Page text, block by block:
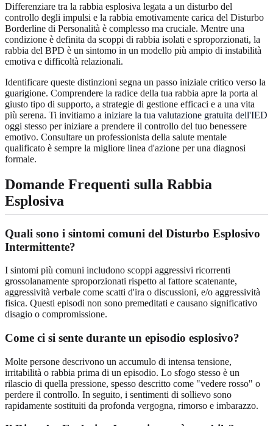
Differenziare tra la rabbia esplosiva legata a un disturbo del
controllo degli impulsi e la rabbia emotivamente carica del Disturbo
Borderline di Personalità è complesso ma cruciale. Mentre una
condizione è definita da scoppi di rabbia isolati e sproporzionati, la
rabbia del BPD è un sintomo in un modello più ampio di instabilità
emotiva e difficoltà relazionali.
Identificare queste distinzioni segna un passo iniziale critico verso la
guarigione. Comprendere la radice della tua rabbia apre la porta al
giusto tipo di supporto, a strategie di gestione efficaci e a una vita
più serena. Ti invitiamo a iniziare la tua valutazione gratuita dell'IED
oggi stesso per iniziare a prendere il controllo del tuo benessere
emotivo. Consultare un professionista della salute mentale
qualificato è sempre la migliore linea d'azione per una diagnosi
formale.
Domande Frequenti sulla Rabbia
Esplosiva
Quali sono i sintomi comuni del Disturbo Esplosivo
Intermittente?
I sintomi più comuni includono scoppi aggressivi ricorrenti
grossolanamente sproporzionati rispetto al fattore scatenante,
aggressività verbale come scatti d'ira o discussioni, e/o aggressività
fisica. Questi episodi non sono premeditati e causano significativo
disagio o compromissione.
Come ci si sente durante un episodio esplosivo?
Molte persone descrivono un accumulo di intensa tensione,
irritabilità o rabbia prima di un episodio. Lo sfogo stesso è un
rilascio di quella pressione, spesso descritto come "vedere rosso" o
perdere il controllo. In seguito, i sentimenti di sollievo sono
rapidamente sostituiti da profonda vergogna, rimorso e imbarazzo.